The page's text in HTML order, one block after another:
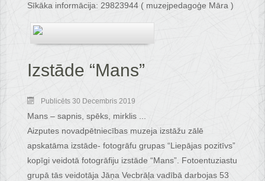
Sīkāka informācija: 29823944 ( muzejpedagoģe Māra )
Izstāde “Mans”
Publicēts 30 Decembris 2019
Mans – sapnis, spēks, mirklis ...
Aizputes novadpētniecības muzeja izstāžu zālē
apskatāma izstāde- fotogrāfu grupas “Liepājas pozitīvs”
kopīgi veidotā fotogrāfiju izstāde “Mans”. Fotoentuziastu
grupā tās veidotāja Jāņa Vecbrāļa vadībā darbojas 53